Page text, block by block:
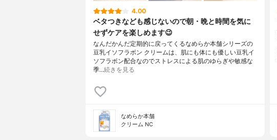
4.00
ベタつきなども感じないので朝・晩と時間を気に
せずケアを楽しめます😉
なんだかんだ定期的に戻ってくるなめらか本舗シリーズの
豆乳イソフラボン クリームは、肌にも体にも優しい豆乳イ
ソフラボン配合なのでストレスによる肌のゆらぎや敏感な
季…続きを見る
なめらか本舗
クリーム NC